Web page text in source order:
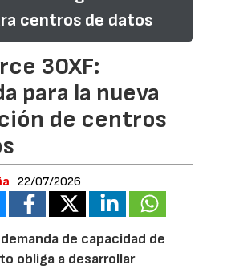
centros de datos
30XF:
para la nueva
de centros
22/07/2026
de capacidad de
obliga a desarrollar